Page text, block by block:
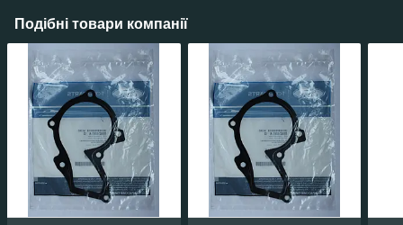
Подібні товари компанії